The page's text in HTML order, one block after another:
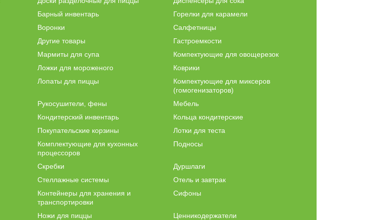
Барный инвентарь
Горелки для карамели
Воронки
Салфетницы
Другие товары
Гастроемкости
Мармиты для супа
Компектующие для овощерезок
Ложки для мороженого
Коврики
Лопаты для пиццы
Компектующие для миксеров
(гомогенизаторов)
Рукосушители, фены
Мебель
Кондитерский инвентарь
Кольца кондитерские
Покупательские корзины
Лотки для теста
Комплектующие для кухонных
процессоров
Подносы
Скребки
Дуршлаги
Стеллажные системы
Отель и завтрак
Контейнеры для хранения и
транспортировки
Сифоны
Ножи для пиццы
Ценникодержатели